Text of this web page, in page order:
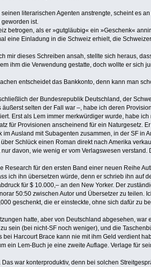
literarischen Agenten anstrengte, scheint es
ist.
betrogen, als er »gutgläubig« ein »Geschenk«
eine Einladung in die Schweiz erhielt, die
mir dieses Schreiben ansah, stellte sich heraus,
ihm die Verwendung gestatte, doch wollte er sich
entscheidet das Bankkonto, denn kann man
der Bundesrepublik Deutschland, der
selten der Fall war –, habe ich deren
Erst als Lem immer merkwürdiger wurde, habe
für Provisionen anscheinend für ein Naturgesetz.
Ausland mit Subagenten zusammen, in der SF in
Schlück einen Roman direkt nach Amerika
davon, wie wenig er vom Verlagswesen verstand.
für den ersten Band einer neuen Reihe
ich ihn übersetzen würde, denn er schrieb ihn auf
für $ 10.000,– an den New Yorker. Der
50:50 zwischen Autor und Übersetzer zu teilen.
geschenkt, die er einsteckte, ohne sich dafür zu
hatte, aber von Deutschland abgesehen, war
sein (bei nicht-SF noch weniger), und die
Harcourt Brace kann nie mit ihm Geld verdient
ein Lem-Buch je eine zweite Auflage. Verlage für
war konterproduktiv, denn bei solchen